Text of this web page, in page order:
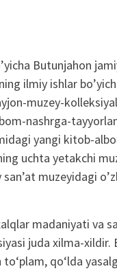
Butunjahon
ilmiy ishlar
muzey-
nashrga-
yangi kitob-
uchta yetakchi
muzeyidagi
madaniyati va
juda xilma-xildir.
qoʻlda